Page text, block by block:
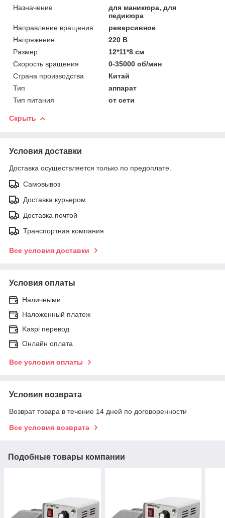
Назначение
для маникюра, для
педикюра
Направление вращения
реверсивное
Напряжение
220 В
Размер
12*11*8 см
Скорость вращения
0-35000 об/мин
Страна производства
Китай
Тип
аппарат
Тип питания
от сети
Скрыть
Условия доставки
Доставка осуществляется только по предоплате.
Самовывоз
Доставка курьером
Доставка почтой
Транспортная компания
Все условия доставки
Условия оплаты
Наличными
Наложенный платеж
Kaspi перевод
Онлайн оплата
Все условия оплаты
Условия возврата
Возврат товара в течение 14 дней по договоренности
Все условия возврата
Подобные товары компании